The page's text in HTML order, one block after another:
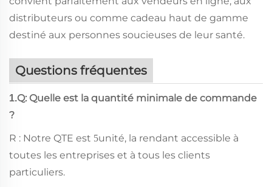
distributeurs ou comme cadeau haut de gamme
destiné aux personnes soucieuses de leur santé.
Questions fréquentes
1.Q: Quelle est la quantité minimale de commande
?
R : Notre QTE est 5unité, la rendant accessible à
toutes les entreprises et à tous les clients
particuliers.